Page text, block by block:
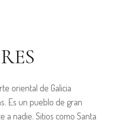
oriental de Galicia
Es un pueblo de gran
a nadie. Sitios como Santa